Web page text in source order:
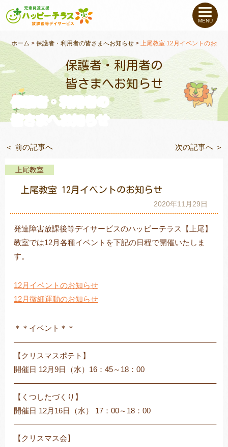
私たちについて
未就学のお子さま（０〜６才）
小学生〜高校生の お子さま
支援事例
教室一覧
MENU
ホーム >保護者・利用者の皆さまへお知らせ >上尾教室 12月イベントのお知
保護者・利用者の
皆さまへお知らせ
保護者・利用者の
皆さまへお知らせ
＜ 前の記事へ 次の記事へ ＞
上尾教室
上尾教室 12月イベントのお知らせ
2020年11月29日
発達障害放課後等デイサービスのハッピーテラス【上尾】
教室では12月各種イベントを下記の日程で開催いたしま
す。
12月イベントのお知らせ
12月微細運動のお知らせ
＊＊イベント＊＊
——————————————————————————–
【クリスマスポテト】
開催日 12月9日（水）16：45～18：00
——————————————————————————–
【くつしたづくり】
開催日 12月16日（水） 17：00～18：00
——————————————————————————–
【クリスマス会】